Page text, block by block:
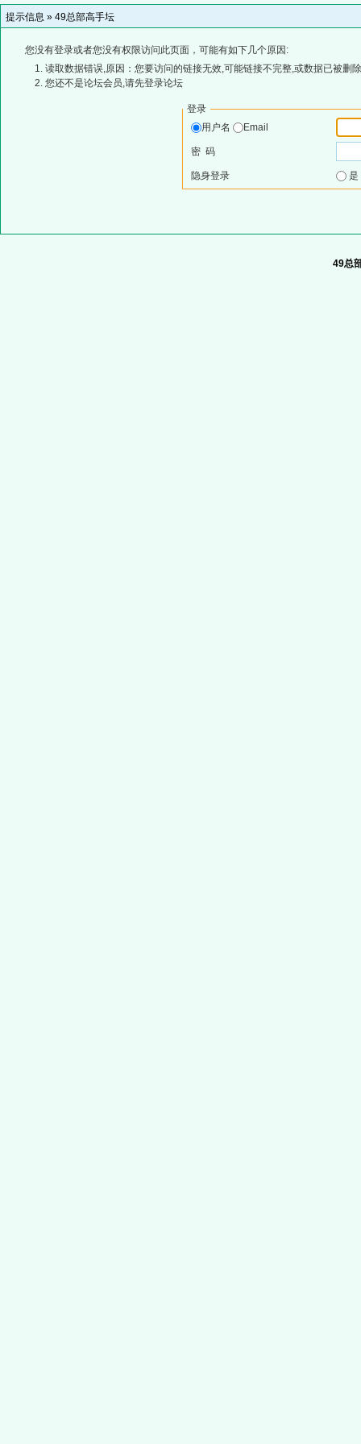
提示信息 » 49总部高手坛
您没有登录或者您没有权限访问此页面，可能有如下几个原因:
读取数据错误,原因：您要访问的链接无效,可能链接不完整,或数据已被删
您还不是论坛会员,请先登录论坛
登录
用户名
Email
密 码
隐身登录
49总